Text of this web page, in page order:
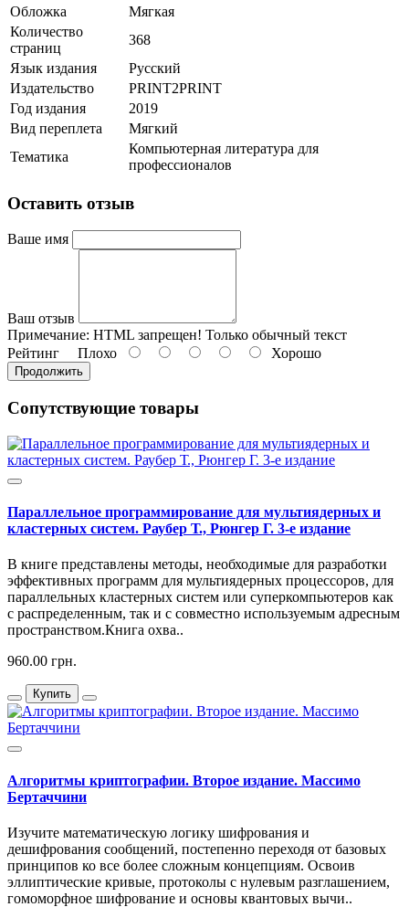
Обложка
Мягкая
Количество
страниц
368
Язык издания
Русский
Издательство
PRINT2PRINT
Год издания
2019
Вид переплета
Мягкий
Тематика
Компьютерная литература для
профессионалов
Оставить отзыв
Ваше имя
Ваш отзыв
Примечание: HTML запрещен! Только обычный текст
Рейтинг Плохо Хорошо
Продолжить
Сопутствующие товары
Параллельное программирование для мультиядерных и
кластерных систем. Раубер Т., Рюнгер Г. 3-е издание
В книге представлены методы, необходимые для разработки
эффективных программ для мультиядерных процессоров, для
параллельных кластерных систем или суперкомпьютеров как
с распределенным, так и с совместно используемым адресным
пространством.Книга охва..
960.00 грн.
Купить
Алгоритмы криптографии. Второе издание. Массимо
Бертаччини
Изучите математическую логику шифрования и
дешифрования сообщений, постепенно переходя от базовых
принципов ко все более сложным концепциям. Освоив
эллиптические кривые, протоколы с нулевым разглашением,
гомоморфное шифрование и основы квантовых вычи..